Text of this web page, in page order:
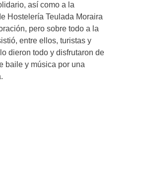
así como a la
Hostelería Teulada Moraira
pero sobre todo a la
entre ellos, turistas y
dieron todo y disfrutaron de
baile y música por una